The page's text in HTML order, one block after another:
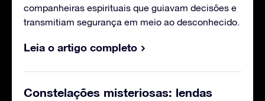
companheiras espirituais que guiavam decisões e
transmitiam segurança em meio ao desconhecido.
Leia o artigo completo
Constelações misteriosas: lendas